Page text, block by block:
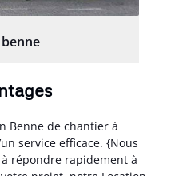
Benne de chantier à
service efficace. {Nous
répondre rapidement à